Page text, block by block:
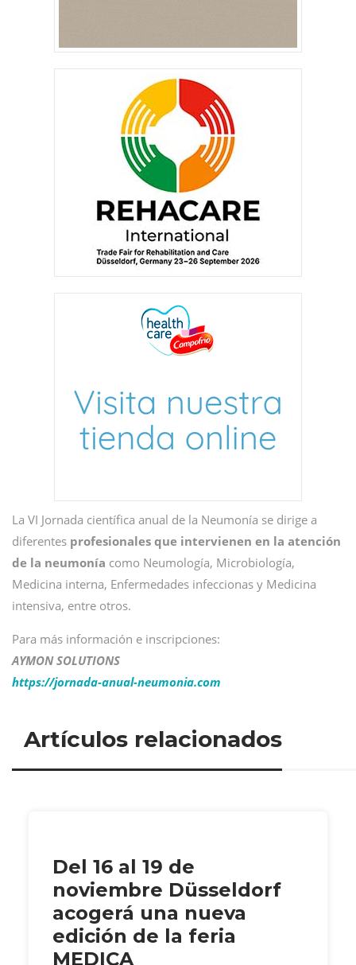
La VI Jornada científica anual de la Neumonía se dirige a
diferentes profesionales que intervienen en la atención
de la neumonía como Neumología, Microbiología,
Medicina interna, Enfermedades infeccionas y Medicina
intensiva, entre otros.
Para más información e inscripciones:
AYMON SOLUTIONS
https://jornada-anual-neumonia.com
Artículos relacionados
Del 16 al 19 de
noviembre Düsseldorf
acogerá una nueva
edición de la feria
MEDICA